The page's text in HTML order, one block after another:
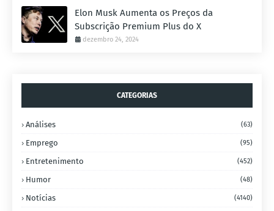
Elon Musk Aumenta os Preços da
Subscrição Premium Plus do X
dezembro 24, 2024
CATEGORIAS
Análises (63)
Emprego (95)
Entretenimento (452)
Humor (48)
Notícias (4140)